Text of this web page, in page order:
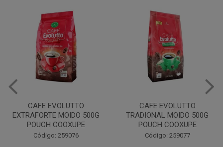
CAFE EVOLUTTO
EXTRAFORTE MOIDO 500G
POUCH COOXUPE
Código: 259076
CAFE EVOLUTTO
TRADIONAL MOIDO 500G
POUCH COOXUPE
Código: 259077